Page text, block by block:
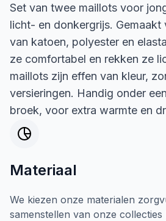
Set van twee maillots voor
licht- en donkergrijs. Gemaakt
van katoen, polyester en
ze comfortabel en rekken ze
maillots zijn effen van kleur,
versieringen. Handig onder
broek, voor extra warmte en
Materiaal
We kiezen onze materialen
samenstellen van onze